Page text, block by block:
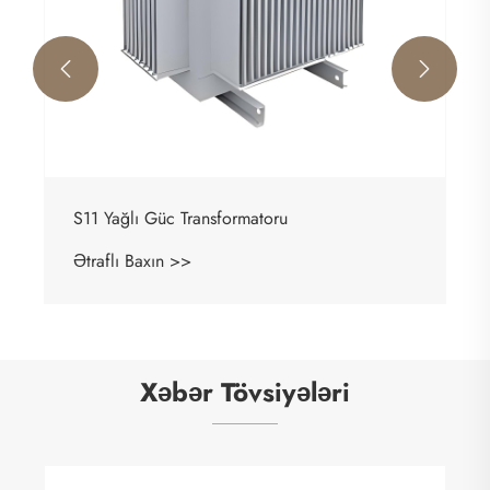
S11 Yağlı Güc Transformatoru
Ətraflı Baxın >>
 
Xəbər Tövsiyələri